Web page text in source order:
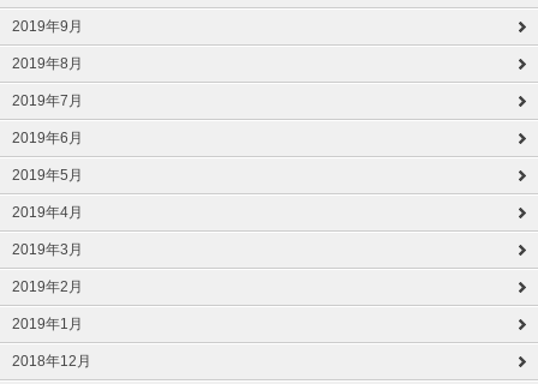
2019年9月
2019年8月
2019年7月
2019年6月
2019年5月
2019年4月
2019年3月
2019年2月
2019年1月
2018年12月